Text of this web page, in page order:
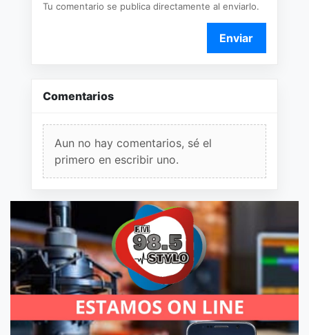
Tu comentario se publica directamente al enviarlo.
Enviar
Comentarios
Aun no hay comentarios, sé el
primero en escribir uno.